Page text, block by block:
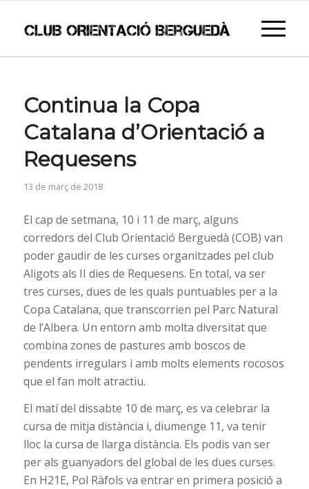
Continua la Copa
Catalana d’Orientació a
Requesens
13 de març de 2018
El cap de setmana, 10 i 11 de març, alguns
corredors del Club Orientació Berguedà (COB) van
poder gaudir de les curses organitzades pel club
Aligots als II dies de Requesens. En total, va ser
tres curses, dues de les quals puntuables per a la
Copa Catalana, que transcorrien pel Parc Natural
de l’Albera. Un entorn amb molta diversitat que
combina zones de pastures amb boscos de
pendents irregulars i amb molts elements rocosos
que el fan molt atractiu.
El matí del dissabte 10 de març, es va celebrar la
cursa de mitja distància i, diumenge 11, va tenir
lloc la cursa de llarga distància. Els podis van ser
per als guanyadors del global de les dues curses.
En H21E, Pol Ràfols va entrar en primera posició a